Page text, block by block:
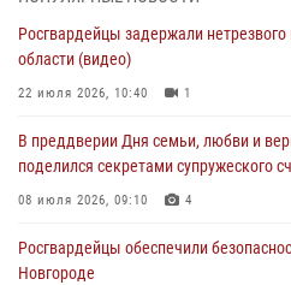
16 июля 2026, 05:00
Росгвардейцы обеспечили
13 июля 2026, 17:13
Нижегородские росгвардейцы за
13 июля 2026, 06:45
Росгвардейцы задержали
области (видео)
22 июля 2026, 10:40 1
В преддверии Дня семьи, любви и
поделился секретами супружеского
08 июля 2026, 09:10 4
Росгвардейцы обеспечили
Новгороде